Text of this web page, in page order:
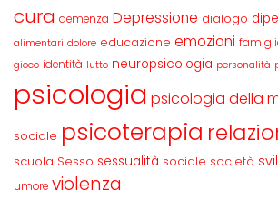
cura demenza Depressione dialogo
alimentari dolore educazione emozioni
gioco identità lutto neuropsicologia personalità
psicologia psicologia della
sociale psicoterapia
scuola Sesso sessualità sociale società
umore violenza